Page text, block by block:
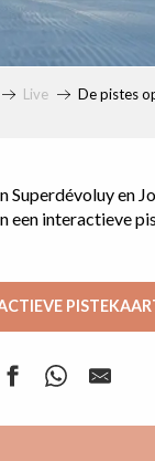
Live De pistes
en
een interactieve